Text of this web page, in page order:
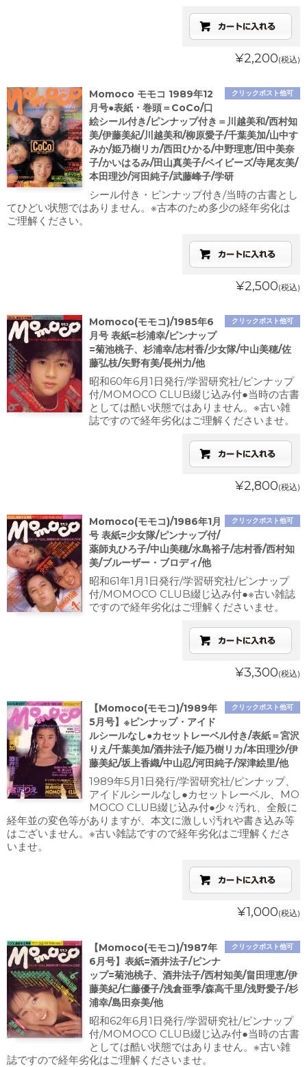
¥2,200(税込)
クリックポスト他可
Momoco モモコ 1989年12
月号●表紙・巻頭＝CoCo/口
絵シール付き/ピンナップ付き＝川越美和/西村知
美/伊藤美紀/川越美和/柳原愛子/千葉美加/山中す
みか/姫乃樹リカ/西田ひかる/中野理恵/田中美奈
子/かいはるみ/田山真美子/ベイビーズ/寺尾友美/
本田理沙/河田純子/武藤峰子/学研
シール付き・ピンナップ付き/当時の古書とし
てひどい状態ではありません。※古本のため多少の経年劣化は
ご理解ください。
¥2,500(税込)
クリックポスト他可
Momoco(モモコ)/1985年6
月号 表紙=杉浦幸/ピンナップ
=菊池桃子、杉浦幸/志村香/少女隊/中山美穂/佐
藤弘枝/矢野有美/長州力/他
昭和60年6月1日発行/学習研究社/ピンナップ
付/MOMOCO CLUB綴じ込み付●当時の古書
としては酷い状態ではありません。※古い雑
誌ですので経年劣化はご理解くださいませ。
¥2,800(税込)
クリックポスト他可
Momoco(モモコ)/1986年1月
号 表紙=少女隊/ピンナップ付/
薬師丸ひろ子/中山美穂/水島裕子/志村香/西村知
美/ブルーザー・ブロディ/他
昭和61年1月1日発行/学習研究社/ピンナップ
付/MOMOCO CLUB綴じ込み付●※古い雑誌
ですので経年劣化はご理解くださいませ。
¥3,300(税込)
クリックポスト他可
【Momoco(モモコ)/1989年
5月号】※ピンナップ・アイド
ルシールなし●カセットレーベル付き/表紙＝宮沢
りえ/千葉美加/酒井法子/姫乃樹リカ/本田理沙/伊
藤美紀/坂上香織/中山忍/河田純子/深津絵里/他
1989年5月1日発行/学習研究社/ピンナップ、
アイドルシールなし●カセットレーベル、MO
MOCO CLUB綴じ込み付●少々汚れ、全般に
経年並の変色等がありますが、本文に激しい汚れや書き込み等
はございません。※古い雑誌ですので経年劣化はご理解くださ
いませ。
¥1,000(税込)
クリックポスト他可
【Momoco(モモコ)/1987年
6月号】表紙=酒井法子/ピンナ
ップ=菊池桃子、酒井法子/西村知美/畠田理恵/伊
藤美紀/仁藤優子/浅倉亜季/森高千里/浅野愛子/杉
浦幸/島田奈美/他
昭和62年6月1日発行/学習研究社/ピンナップ
付/MOMOCO CLUB綴じ込み付●当時の古書
としては酷い状態ではありません。※古い雑
誌ですので経年劣化はご理解くださいませ。